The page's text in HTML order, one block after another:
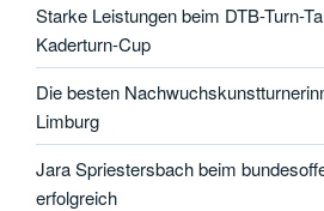
Starke Leistungen beim DTB-Turn-
Kaderturn-Cup
Die besten
Limburg
Jara Spriestersbach beim
erfolgreich